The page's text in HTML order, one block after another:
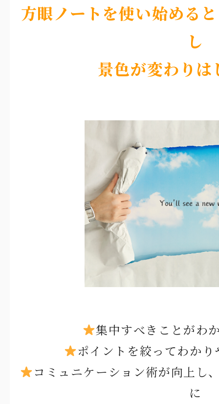
方眼ノートを使い始める
し
景色が変わりは
集中すべきことがわ
ポイントを絞ってわか
コミュニケーション術が向上し
に